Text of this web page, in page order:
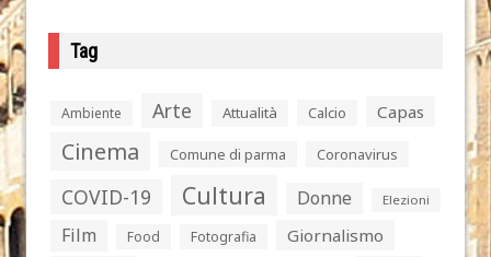
Tag
Ambiente Arte Attualità Calcio Capas
Cinema Comune di parma Coronavirus
COVID-19 Cultura Donne Elezioni
Film Food Fotografia Giornalismo